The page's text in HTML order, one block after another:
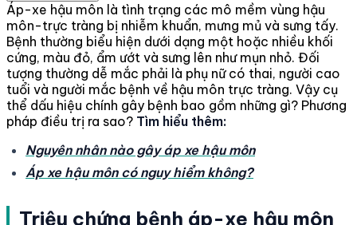
Áp-xe hậu môn là tình trạng các mô mềm vùng hậu
môn-trực tràng bị nhiễm khuẩn, mưng mủ và sưng tấy.
Bệnh thường biểu hiện dưới dạng một hoặc nhiều khối
cứng, màu đỏ, ẩm ướt và sưng lên như mụn nhỏ. Đối
tượng thường dễ mắc phải là phụ nữ có thai, người cao
tuổi và người mắc bệnh về hậu môn trực tràng. Vậy cụ
thể dấu hiệu chính gây bệnh bao gồm những gì? Phương
pháp điều trị ra sao? Tìm hiểu thêm:
Nguyên nhân nào gây áp xe hậu môn
Áp xe hậu môn có nguy hiểm không?
Triệu chứng bệnh áp-xe hậu môn